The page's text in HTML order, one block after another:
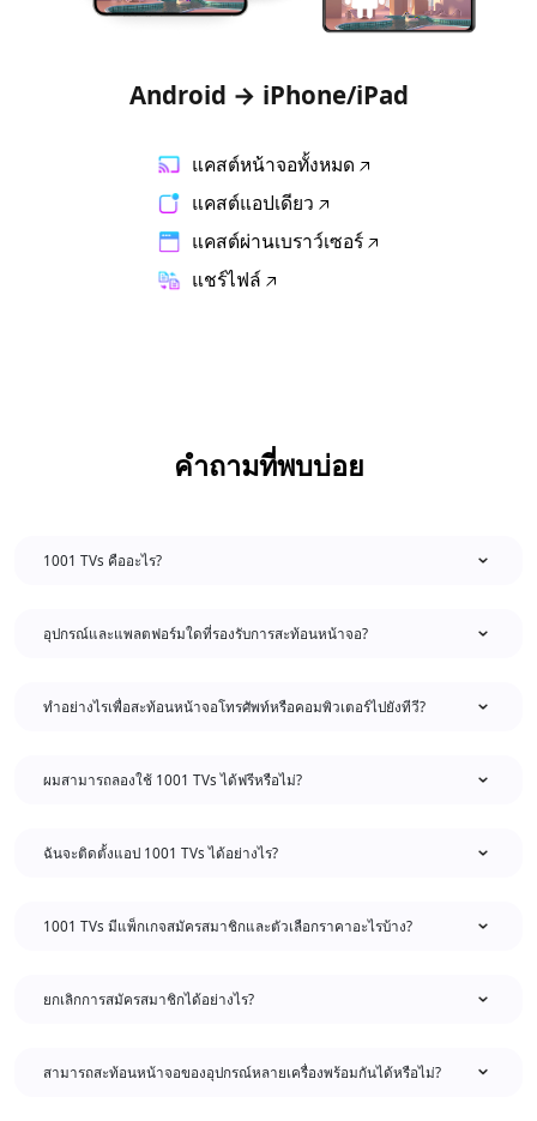
Android → iPhone/iPad
แคสต์หน้าจอทั้งหมด
แคสต์แอปเดียว
แคสต์ผ่านเบราว์เซอร์
แชร์ไฟล์
คำถามที่พบบ่อย
1001 TVs คืออะไร?
อุปกรณ์และแพลตฟอร์มใดที่รองรับการสะท้อนหน้าจอ?
ทำอย่างไรเพื่อสะท้อนหน้าจอโทรศัพท์หรือคอมพิวเตอร์ไปยังทีวี?
ผมสามารถลองใช้ 1001 TVs ได้ฟรีหรือไม่?
ฉันจะติดตั้งแอป 1001 TVs ได้อย่างไร?
1001 TVs มีแพ็กเกจสมัครสมาชิกและตัวเลือกราคาอะไรบ้าง?
ยกเลิกการสมัครสมาชิกได้อย่างไร?
สามารถสะท้อนหน้าจอของอุปกรณ์หลายเครื่องพร้อมกันได้หรือไม่?